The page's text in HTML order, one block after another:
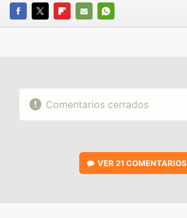
FACEBOOK
TWITTERFLIPBOARD
E-
WHATSAPP
Comentarios cerrados
VER21 COMENTARIOS